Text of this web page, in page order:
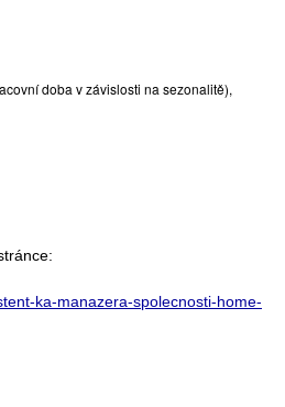
doba v závislosti na sezonalitě),
ka-manazera-spolecnosti-home-